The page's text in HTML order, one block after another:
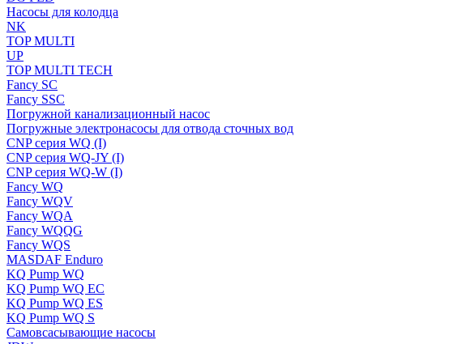
Насосы для колодца
NK
TOP MULTI
UP
TOP MULTI TECH
Fancy SC
Fancy SSC
Погружной канализационный насос
Погружные электронасосы для отвода сточных вод
CNP серия WQ (I)
CNP серия WQ-JY (I)
CNP серия WQ-W (I)
Fancy WQ
Fancy WQV
Fancy WQA
Fancy WQQG
Fancy WQS
MASDAF Enduro
KQ Pump WQ
KQ Pump WQ EC
KQ Pump WQ ES
KQ Pump WQ S
Самовсасывающие насосы